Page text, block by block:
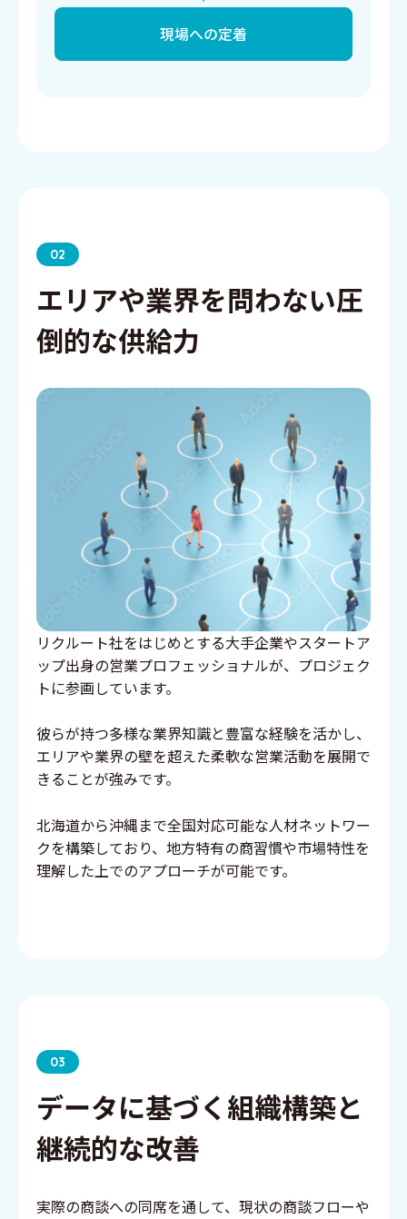
現場への定着
02
エリアや業界を問わない圧
倒的な供給力
リクルート社をはじめとする大手企業やスタートア
ップ出身の営業プロフェッショナルが、プロジェク
トに参画しています。
彼らが持つ多様な業界知識と豊富な経験を活かし、
エリアや業界の壁を超えた柔軟な営業活動を展開で
きることが強みです。
北海道から沖縄まで全国対応可能な人材ネットワー
クを構築しており、地方特有の商習慣や市場特性を
理解した上でのアプローチが可能です。
03
データに基づく組織構築と
継続的な改善
実際の商談への同席を通して、現状の商談フローや